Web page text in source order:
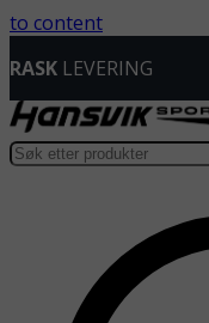
to content
FRI FRAKT OVER